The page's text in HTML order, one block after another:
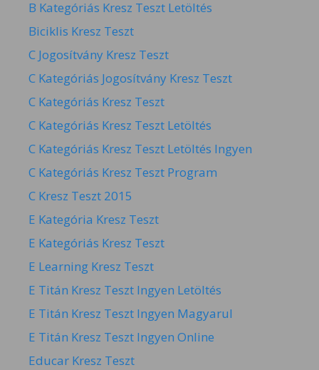
B Kategóriás Kresz Teszt Letöltés
Biciklis Kresz Teszt
C Jogosítvány Kresz Teszt
C Kategóriás Jogosítvány Kresz Teszt
C Kategóriás Kresz Teszt
C Kategóriás Kresz Teszt Letöltés
C Kategóriás Kresz Teszt Letöltés Ingyen
C Kategóriás Kresz Teszt Program
C Kresz Teszt 2015
E Kategória Kresz Teszt
E Kategóriás Kresz Teszt
E Learning Kresz Teszt
E Titán Kresz Teszt Ingyen Letöltés
E Titán Kresz Teszt Ingyen Magyarul
E Titán Kresz Teszt Ingyen Online
Educar Kresz Teszt